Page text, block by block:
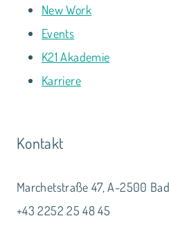
New Work
Events
K21 Akademie
Karriere
Kontakt
Marchetstraße 47, A-2500
+43 2252 25 48 45